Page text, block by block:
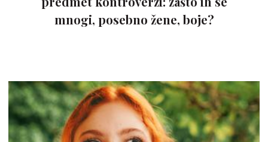
mnogi, posebno žene, boje?